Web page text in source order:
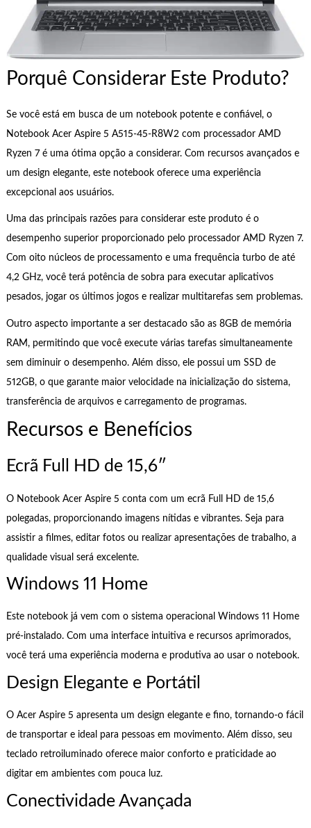
Porquê Considerar Este Produto?
Se você está em busca de um notebook potente e confiável, o
Notebook Acer Aspire 5 A515-45-R8W2 com processador AMD
Ryzen 7 é uma ótima opção a considerar. Com recursos avançados e
um design elegante, este notebook oferece uma experiência
excepcional aos usuários.
Uma das principais razões para considerar este produto é o
desempenho superior proporcionado pelo processador AMD Ryzen 7.
Com oito núcleos de processamento e uma frequência turbo de até
4,2 GHz, você terá potência de sobra para executar aplicativos
pesados, jogar os últimos jogos e realizar multitarefas sem problemas.
Outro aspecto importante a ser destacado são as 8GB de memória
RAM, permitindo que você execute várias tarefas simultaneamente
sem diminuir o desempenho. Além disso, ele possui um SSD de
512GB, o que garante maior velocidade na inicialização do sistema,
transferência de arquivos e carregamento de programas.
Recursos e Benefícios
Ecrã Full HD de 15,6″
O Notebook Acer Aspire 5 conta com um ecrã Full HD de 15,6
polegadas, proporcionando imagens nítidas e vibrantes. Seja para
assistir a filmes, editar fotos ou realizar apresentações de trabalho, a
qualidade visual será excelente.
Windows 11 Home
Este notebook já vem com o sistema operacional Windows 11 Home
pré-instalado. Com uma interface intuitiva e recursos aprimorados,
você terá uma experiência moderna e produtiva ao usar o notebook.
Design Elegante e Portátil
O Acer Aspire 5 apresenta um design elegante e fino, tornando-o fácil
de transportar e ideal para pessoas em movimento. Além disso, seu
teclado retroiluminado oferece maior conforto e praticidade ao
digitar em ambientes com pouca luz.
Conectividade Avançada